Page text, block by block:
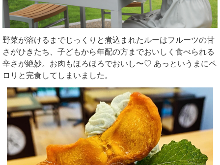
野菜が溶けるまでじっくりと煮込まれたルーはフルーツの甘
さがひきたち、子どもから年配の方までおいしく食べられる
辛さが絶妙。お肉もほろほろでおいし〜♡ あっというまにペ
ロリと完食してしまいました。